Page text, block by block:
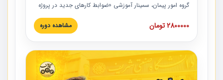
گروه امور پیمان، سمینار آموزشی «ضوابط کارهای جدید در پروژه
های عمرانی» چالش ها، تخلفات و راه حل ها با نگرش قراردادی
است که در محل سندیکای شرکت های ساختمانی کشور ارائه شد.
مدارک پیمان به همراه تجربیات عملی ارائه شده است.
2800000 تومان مشاهده دوره